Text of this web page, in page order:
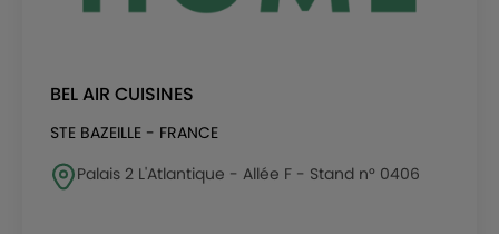
BEL AIR CUISINES
STE BAZEILLE - FRANCE
Palais 2 L'Atlantique - Allée F - Stand n° 0406